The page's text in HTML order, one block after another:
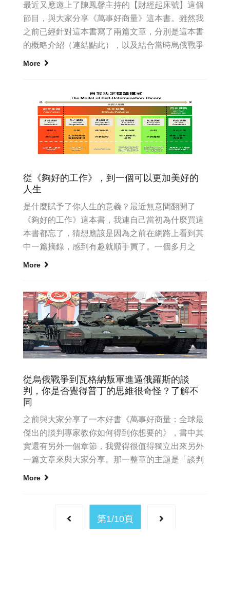
最近又應邀上了陳鳳馨主持的【財經起床號】這個
節目，與大家分享《萬事好商量》這本書。雖然我
之前已經針對這本書寫了兩篇文章，分別是這本書
的概略介紹（連結點此），以及結合當時烏俄戰爭
進展的談判風格說明（文章...
More
從《夠好的工作》，到一個可以更加美好的
人生
是什麼賦予了你人生的意義？最近無意間翻開了
《夠好的工作》這本書，我連自己當初為什麼買這
本書都忘了，猜想應該是因為之前在網路上看到其
中一篇摘錄，感到有趣就順手買了。一個多月之
後，好不容易有個空檔，所以就...
More
從烏俄戰爭到瓦格納叛軍進逼俄羅斯的談
判，你是否覺得普丁的思維很奇怪？了解不
同
之前與大家分享了一本好書《萬事好商量：全球最
傑出的談判專家教你如何得到你想要的》，書中其
實還有另外一個章節，我覺得很值得獨立出來另外
一篇文章來與大家分享。那一整章的主題是「談判
風格」，而其中比例很大的...
More
第1/10頁